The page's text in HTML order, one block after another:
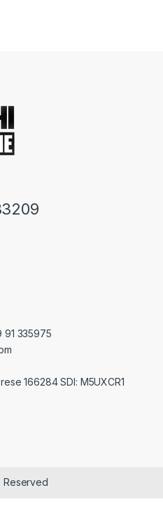
91 335975
166284 SDI: M5UXCR1
Reserved